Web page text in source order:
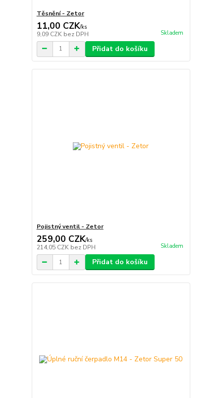
Těsnění - Zetor
11,00 CZK/ks
9,09 CZK bez DPH Skladem
Přidat do košíku
Pojistný ventil - Zetor
259,00 CZK/ks
214,05 CZK bez DPH Skladem
Přidat do košíku